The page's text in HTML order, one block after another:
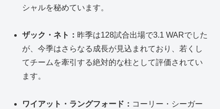
シャルを秘めています。
ザック・ネト： 昨季は128試合出場で3.1 WARでした
が、今季はさらなる成長が見込まれており、若くし
てチームを牽引する絶対的な柱として評価されてい
ます。
ワイアット・ラングフォード： コーリー・シーガー